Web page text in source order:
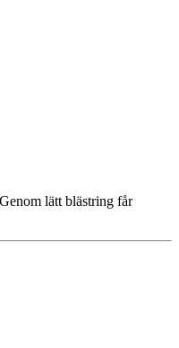
lätt blästring får